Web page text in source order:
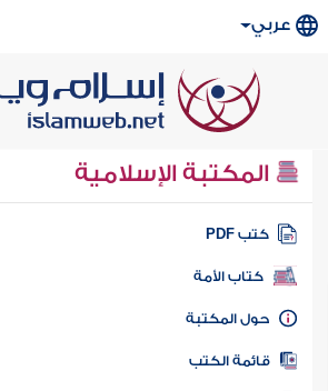
عربي
المكتبة الإسلامية
كتب PDF
كتاب الأمة
المكتبة